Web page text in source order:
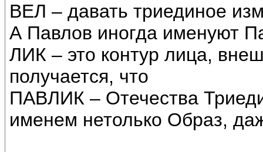
ВЕЛ – давать триединое
А Павлов иногда именуют
ЛИК – это контур лица,
получается, что
ПАВЛИК – Отечества
именем нетолько Образ,